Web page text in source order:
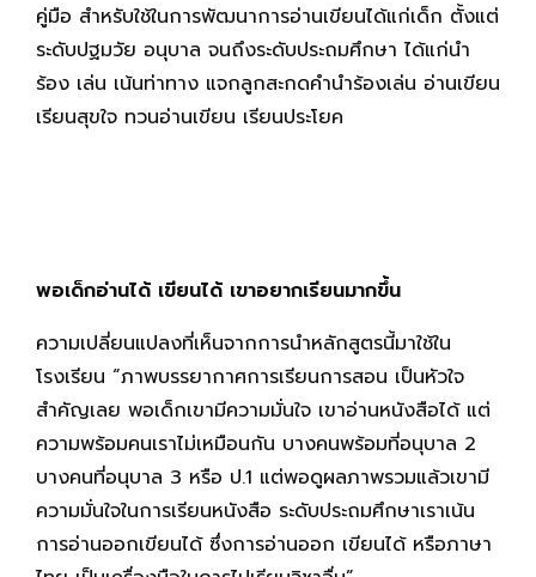
คู่มือ สำหรับใช้ในการพัฒนาการอ่านเขียนได้แก่เด็ก ตั้งแต่
ระดับปฐมวัย อนุบาล จนถึงระดับประถมศึกษา ได้แก่นำ
ร้อง เล่น เน้นท่าทาง แจกลูกสะกดคำนำร้องเล่น อ่านเขียน
เรียนสุขใจ ทวนอ่านเขียน เรียนประโยค
พอเด็กอ่านได้ เขียนได้ เขาอยากเรียนมากขึ้น
ความเปลี่ยนแปลงที่เห็นจากการนำหลักสูตรนี้มาใช้ใน
โรงเรียน “ภาพบรรยากาศการเรียนการสอน เป็นหัวใจ
สำคัญเลย พอเด็กเขามีความมั่นใจ เขาอ่านหนังสือได้ แต่
ความพร้อมคนเราไม่เหมือนกัน บางคนพร้อมที่อนุบาล 2
บางคนที่อนุบาล 3 หรือ ป.1 แต่พอดูผลภาพรวมแล้วเขามี
ความมั่นใจในการเรียนหนังสือ ระดับประถมศึกษาเราเน้น
การอ่านออกเขียนได้ ซึ่งการอ่านออก เขียนได้ หรือภาษา